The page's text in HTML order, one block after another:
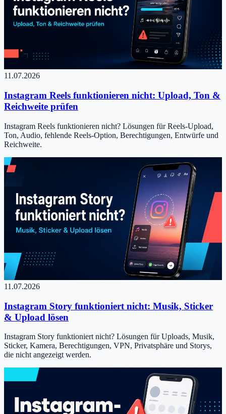
11.07.2026
Instagram Reels funktionieren nicht: Upload, Ton &
Reichweite prüfen
Instagram Reels funktionieren nicht? Lösungen für Reels-Upload,
Ton, Audio, fehlende Reels-Option, Berechtigungen, Entwürfe und
Reichweite.
11.07.2026
Instagram Story funktioniert nicht: Musik, Sticker
& Upload lösen
Instagram Story funktioniert nicht? Lösungen für Uploads, Musik,
Sticker, Kamera, Berechtigungen, VPN, Privatsphäre und Storys,
die nicht angezeigt werden.